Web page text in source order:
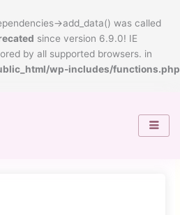
>add_data() was called
since version 6.9.0! IE
by all supported browsers. in
wp-includes/functions.php